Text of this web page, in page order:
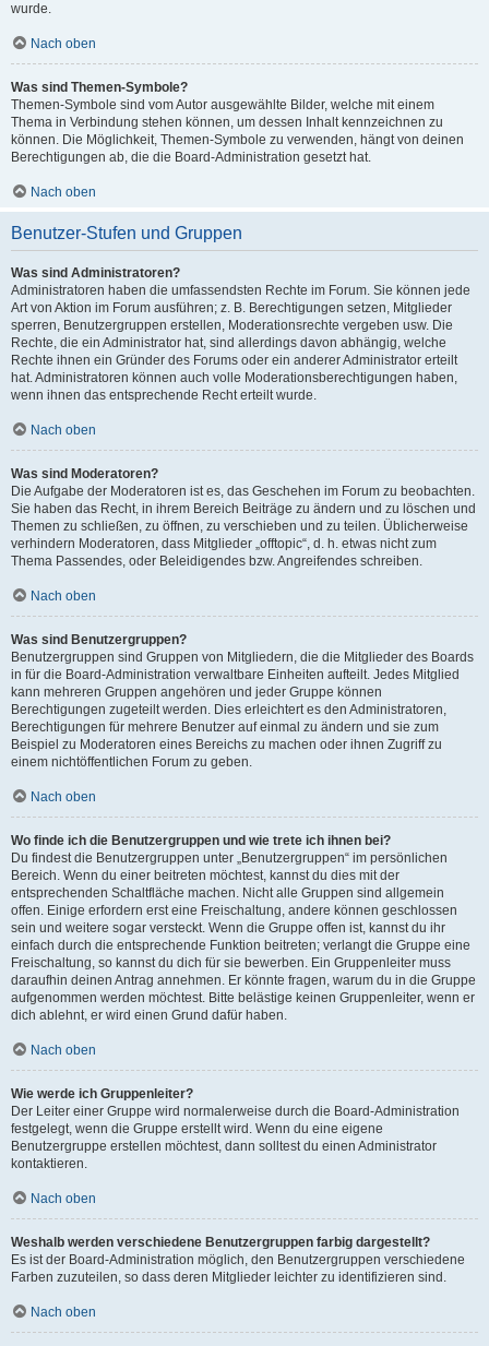
wurde.
Nach oben
Was sind Themen-Symbole?
Themen-Symbole sind vom Autor ausgewählte Bilder, welche mit einem
Thema in Verbindung stehen können, um dessen Inhalt kennzeichnen zu
können. Die Möglichkeit, Themen-Symbole zu verwenden, hängt von deinen
Berechtigungen ab, die die Board-Administration gesetzt hat.
Nach oben
Benutzer-Stufen und Gruppen
Was sind Administratoren?
Administratoren haben die umfassendsten Rechte im Forum. Sie können jede
Art von Aktion im Forum ausführen; z. B. Berechtigungen setzen, Mitglieder
sperren, Benutzergruppen erstellen, Moderationsrechte vergeben usw. Die
Rechte, die ein Administrator hat, sind allerdings davon abhängig, welche
Rechte ihnen ein Gründer des Forums oder ein anderer Administrator erteilt
hat. Administratoren können auch volle Moderationsberechtigungen haben,
wenn ihnen das entsprechende Recht erteilt wurde.
Nach oben
Was sind Moderatoren?
Die Aufgabe der Moderatoren ist es, das Geschehen im Forum zu beobachten.
Sie haben das Recht, in ihrem Bereich Beiträge zu ändern und zu löschen und
Themen zu schließen, zu öffnen, zu verschieben und zu teilen. Üblicherweise
verhindern Moderatoren, dass Mitglieder „offtopic“, d. h. etwas nicht zum
Thema Passendes, oder Beleidigendes bzw. Angreifendes schreiben.
Nach oben
Was sind Benutzergruppen?
Benutzergruppen sind Gruppen von Mitgliedern, die die Mitglieder des Boards
in für die Board-Administration verwaltbare Einheiten aufteilt. Jedes Mitglied
kann mehreren Gruppen angehören und jeder Gruppe können
Berechtigungen zugeteilt werden. Dies erleichtert es den Administratoren,
Berechtigungen für mehrere Benutzer auf einmal zu ändern und sie zum
Beispiel zu Moderatoren eines Bereichs zu machen oder ihnen Zugriff zu
einem nichtöffentlichen Forum zu geben.
Nach oben
Wo finde ich die Benutzergruppen und wie trete ich ihnen bei?
Du findest die Benutzergruppen unter „Benutzergruppen“ im persönlichen
Bereich. Wenn du einer beitreten möchtest, kannst du dies mit der
entsprechenden Schaltfläche machen. Nicht alle Gruppen sind allgemein
offen. Einige erfordern erst eine Freischaltung, andere können geschlossen
sein und weitere sogar versteckt. Wenn die Gruppe offen ist, kannst du ihr
einfach durch die entsprechende Funktion beitreten; verlangt die Gruppe eine
Freischaltung, so kannst du dich für sie bewerben. Ein Gruppenleiter muss
daraufhin deinen Antrag annehmen. Er könnte fragen, warum du in die Gruppe
aufgenommen werden möchtest. Bitte belästige keinen Gruppenleiter, wenn er
dich ablehnt, er wird einen Grund dafür haben.
Nach oben
Wie werde ich Gruppenleiter?
Der Leiter einer Gruppe wird normalerweise durch die Board-Administration
festgelegt, wenn die Gruppe erstellt wird. Wenn du eine eigene
Benutzergruppe erstellen möchtest, dann solltest du einen Administrator
kontaktieren.
Nach oben
Weshalb werden verschiedene Benutzergruppen farbig dargestellt?
Es ist der Board-Administration möglich, den Benutzergruppen verschiedene
Farben zuzuteilen, so dass deren Mitglieder leichter zu identifizieren sind.
Nach oben